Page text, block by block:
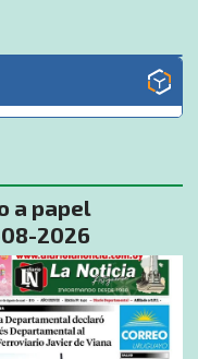
a papel
2026